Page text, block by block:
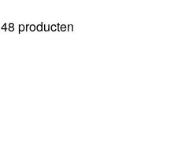
48 producten